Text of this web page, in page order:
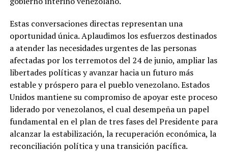
Estas conversaciones directas representan una
oportunidad única. Aplaudimos los esfuerzos destinados
a atender las necesidades urgentes de las personas
afectadas por los terremotos del 24 de junio, ampliar las
libertades políticas y avanzar hacia un futuro más
estable y próspero para el pueblo venezolano. Estados
Unidos mantiene su compromiso de apoyar este proceso
liderado por venezolanos, el cual desempeña un papel
fundamental en el plan de tres fases del Presidente para
alcanzar la estabilización, la recuperación económica, la
reconciliación política y una transición pacífica.